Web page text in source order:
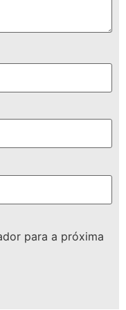
para a próxima